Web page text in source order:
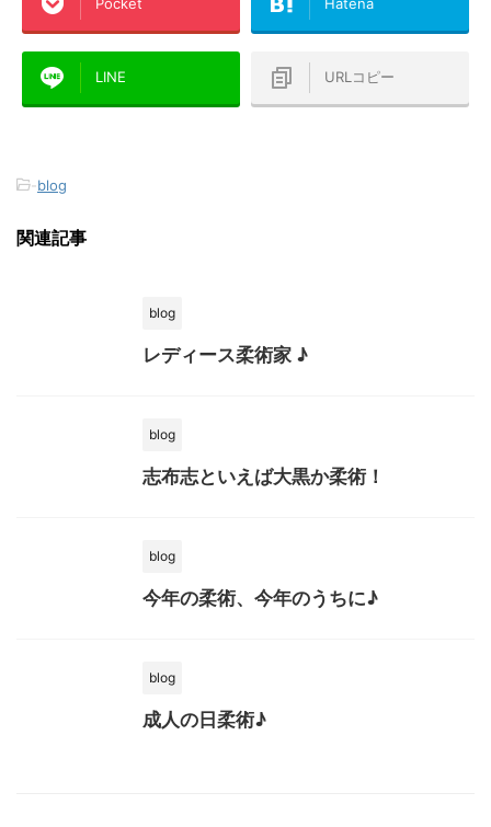
LINE URLコピー
-blog
関連記事
blog
レディース柔術家 ♪
blog
志布志といえば大黒か柔術！
blog
今年の柔術、今年のうちに♪
blog
成人の日柔術♪